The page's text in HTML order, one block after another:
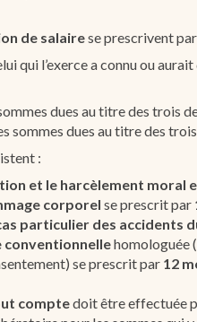
de salairese prescrivent
qui l’exerce a connu ou
dues au titre des trois
sommes dues au titre des
:
et le harcèlement moral
corporel se prescrit par
particulier des accidents
conventionnellehomologuée
se prescrit par 12
comptedoit être effectuée